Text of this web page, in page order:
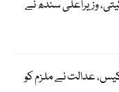
وزیراعلیٰ سندھ نے
عدالت نے ملزم کو